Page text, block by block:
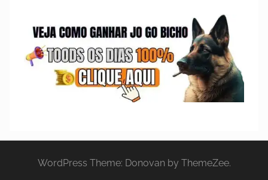
WordPress Theme: Donovan by ThemeZee.